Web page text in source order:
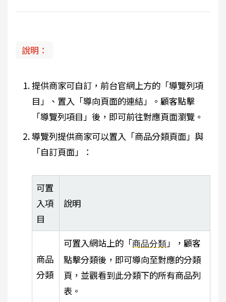
說明：
提供商家可自訂，前台官網上方的「導覽列項
目」、置入「導向頁面的連結」。顧客點擊
「導覽列項目」後，即可前往對應頁面瀏覽。
導覽列提供商家可以置入「商品分類頁面」與
「自訂頁面」：
可置
入項
目
說明
商品
分類
可置入網站上的「商品分類 」，顧客
點擊分類後，即可導向至對應的分類
頁，並觀看到此分類下的所有商品列
表。